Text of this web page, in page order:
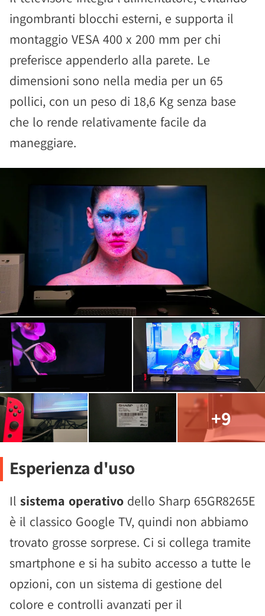
ingombranti blocchi esterni, e supporta il
montaggio VESA 400 x 200 mm per chi
preferisce appenderlo alla parete. Le
dimensioni sono nella media per un 65
pollici, con un peso di 18,6 Kg senza base
che lo rende relativamente facile da
maneggiare.
+9
Esperienza d'uso
Il sistema operativo dello Sharp 65GR8265E
è il classico Google TV, quindi non abbiamo
trovato grosse sorprese. Ci si collega tramite
smartphone e si ha subito accesso a tutte le
opzioni, con un sistema di gestione del
colore e controlli avanzati per il